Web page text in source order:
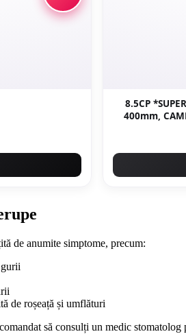
8.5CP
400mm,
de anumite simptome, precum:
de roșeață și umflături
să consulți un medic